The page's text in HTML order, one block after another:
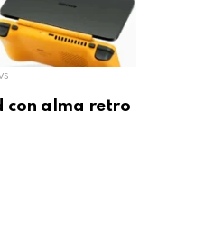
con alma retro